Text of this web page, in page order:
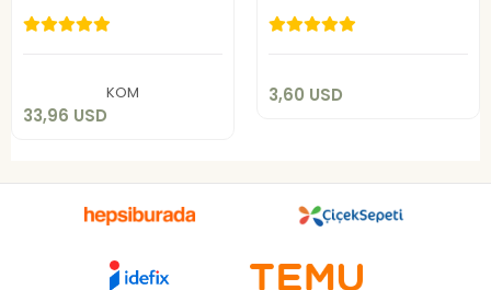
KOM
33,96 USD
33,96 USD
3,60 USD
3,60 USD